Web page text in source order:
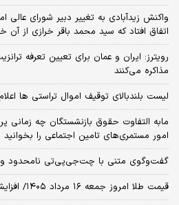
واکنش زیدآبادی به تغییر دبیر شورای
اتفاق افتاد که سید محمد باقر خرازی از آن
مذاکره می‌کنند
لیست بلندبالای توقیف اموال تراستی ها
مابه التفاوت حقوق بازنشستگان چه
امور مستمری‌های تامین اجتماعی را بخوانید
گفت‌وگوی متنی با چت‌جی‌پی‌تی نامحدود و
قیمت طلا امروز جمعه ۱۶ مرداد ۱۴۰۵/ افزایش قیمت طلا